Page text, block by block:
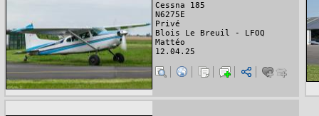
Cessna 185
N6275E
Privé
Blois Le Breuil - LFOQ
Mattéo
12.04.25